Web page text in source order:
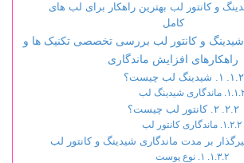
و کانتور لب بهترین راهکار برای لب های
کامل
و کانتور لب بررسی تخصصی تکنیک ها و
راهکارهای افزایش ماندگاری
۱. شیدینگ لب چیست؟
ماندگاری شیدینگ لب
۲. کانتور لب چیست؟
ماندگاری کانتور لب
۱. نوع پوست